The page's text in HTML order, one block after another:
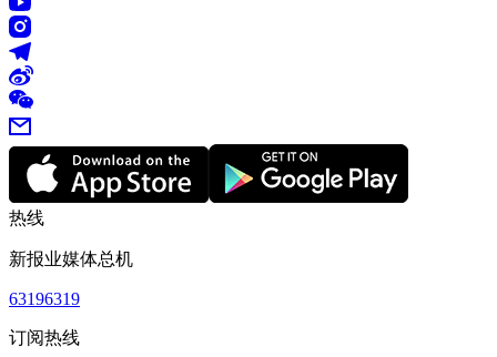
热线
新报业媒体总机
63196319
订阅热线